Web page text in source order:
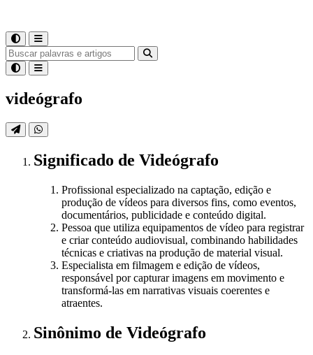
videógrafo
Significado de Videógrafo
Profissional especializado na captação, edição e
produção de vídeos para diversos fins, como eventos,
documentários, publicidade e conteúdo digital.
Pessoa que utiliza equipamentos de vídeo para registrar
e criar conteúdo audiovisual, combinando habilidades
técnicas e criativas na produção de material visual.
Especialista em filmagem e edição de vídeos,
responsável por capturar imagens em movimento e
transformá-las em narrativas visuais coerentes e
atraentes.
Sinônimo de Videógrafo